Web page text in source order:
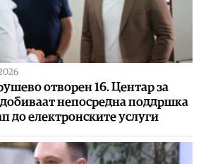
отворен 16. Центар за
добиваат непосредна поддршка
до електронските услуги